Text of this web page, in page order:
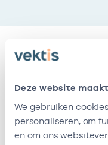
Deze website
We gebruiken
personaliseren, om
en om ons
Relaties
Ik ben werkzaam
Naam